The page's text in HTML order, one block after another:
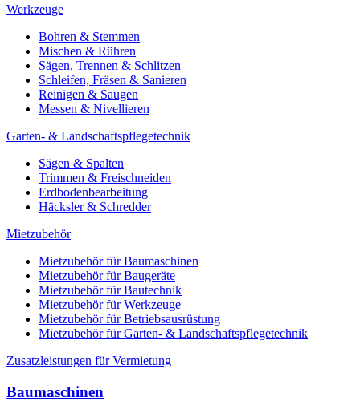
Werkzeuge
Bohren & Stemmen
Mischen & Rühren
Sägen, Trennen & Schlitzen
Schleifen, Fräsen & Sanieren
Reinigen & Saugen
Messen & Nivellieren
Garten- & Landschaftspflegetechnik
Sägen & Spalten
Trimmen & Freischneiden
Erdbodenbearbeitung
Häcksler & Schredder
Mietzubehör
Mietzubehör für Baumaschinen
Mietzubehör für Baugeräte
Mietzubehör für Bautechnik
Mietzubehör für Werkzeuge
Mietzubehör für Betriebsausrüstung
Mietzubehör für Garten- & Landschaftspflegetechnik
Zusatzleistungen für Vermietung
Baumaschinen